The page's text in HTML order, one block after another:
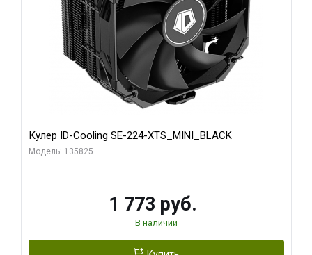
Кулер ID-Cooling SE-224-XTS_MINI_BLACK
Модель: 135825
1 773 руб.
В наличии